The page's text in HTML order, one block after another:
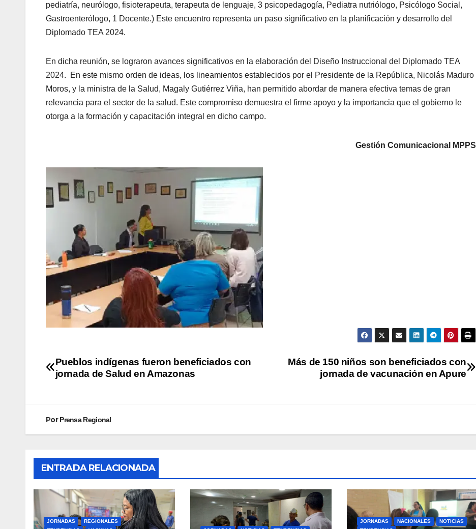
pediatría, neurólogo, fisioterapeuta, terapeuta de lenguaje, 3 psicopedagogía, Pediatra nutriólogo, Psicólogo Social,
Gastroenterólogo, 1 Docente.) Este encuentro representa un paso significativo en la planificación y desarrollo del
Diplomado TEA 2024.
En dicha reunión, se lograron avances significativos en la elaboración del Diseño Instruccional del Diplomado TEA
2024. En este mismo orden de ideas, los lineamientos establecidos por el Presidente de la República, Nicolás Maduro
Moros, y la ministra de la Salud, Magaly Gutiérrez Viña, han permitido abordar de manera efectiva temas de gran
relevancia para el sector de la salud. Este compromiso demuestra el firme apoyo y la importancia que el gobierno le
otorga a la formación y capacitación integral en dicho campo.
Gestión Comunicacional MPPS
Más de 150 niños son beneficiados con
jornada de vacunación en Apure
Pueblos indígenas fueron beneficiados con
jornada de Salud en Amazonas
PorPrensa Regional
ENTRADA RELACIONADA
JORNADAS
REGIONALES
JORNADAS NACIONALES
NOTICIAS